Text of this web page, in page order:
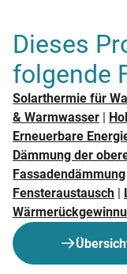
Dieses
folgende
Solarthermie für
& Warmwasser
Erneuerbare
Dämmung der
Fassadendämmung
Fensteraustausch